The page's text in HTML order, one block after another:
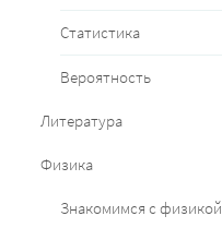
Статистика
Вероятность
Литература
Физика
Знакомимся с физикой